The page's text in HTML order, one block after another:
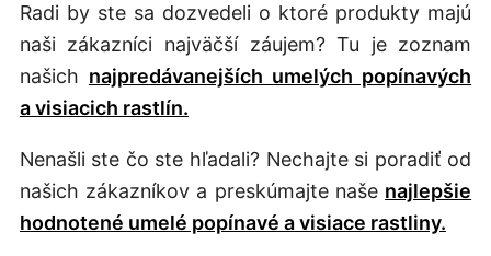
Radi by ste sa dozvedeli o ktoré produkty majú
naši zákazníci najväčší záujem? Tu je zoznam
našich najpredávanejších umelých popínavých
a visiacich rastlín.
Nenašli ste čo ste hľadali? Nechajte si poradiť od
našich zákazníkov a preskúmajte naše najlepšie
hodnotené umelé popínavé a visiace rastliny.